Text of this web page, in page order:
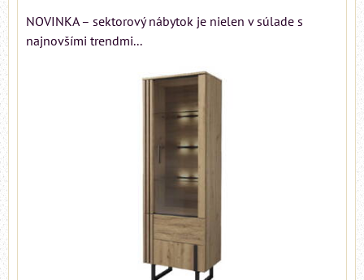
NOVINKA – sektorový nábytok je nielen v súlade s
najnovšími trendmi...